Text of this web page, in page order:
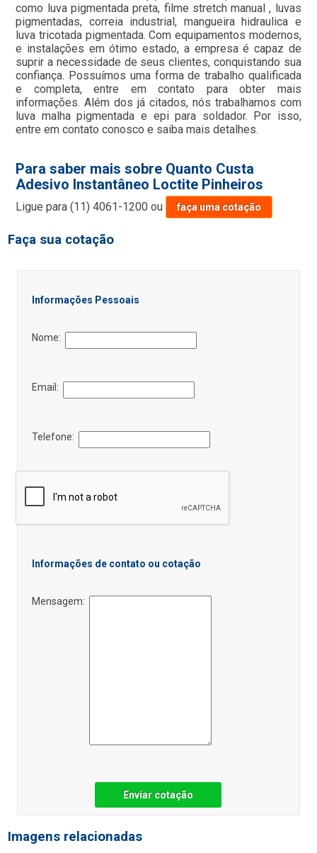
como luva pigmentada preta, filme stretch manual , luvas
pigmentadas, correia industrial, mangueira hidraulica e
luva tricotada pigmentada. Com equipamentos modernos,
e instalações em ótimo estado, a empresa é capaz de
suprir a necessidade de seus clientes, conquistando sua
confiança. Possuímos uma forma de trabalho qualificada
e completa, entre em contato para obter mais
informações. Além dos já citados, nós trabalhamos com
luva malha pigmentada e epi para soldador. Por isso,
entre em contato conosco e saiba mais detalhes.
Para saber mais sobre Quanto Custa
Adesivo Instantâneo Loctite Pinheiros
Ligue para(11) 4061-1200 ou faça uma cotação
Faça sua cotação
Informações Pessoais
Nome:
Email:
Telefone:
Informações de contato ou cotação
Mensagem:
Enviar cotação
Imagens relacionadas